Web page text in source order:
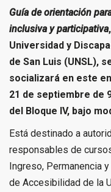
Guía de orientación
inclusiva y participativa
Universidad y
de San Luis (UNSL),
socializará en este
21 de septiembre de
del Bloque IV, bajo
Está destinado a
responsables de
Ingreso, Permanencia
de Accesibilidad de la